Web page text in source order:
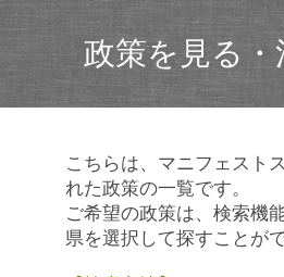
政策を見る・
こちらは、マニフェスト
れた政策の一覧です。
ご希望の政策は、検索機
県を選択して探すことが